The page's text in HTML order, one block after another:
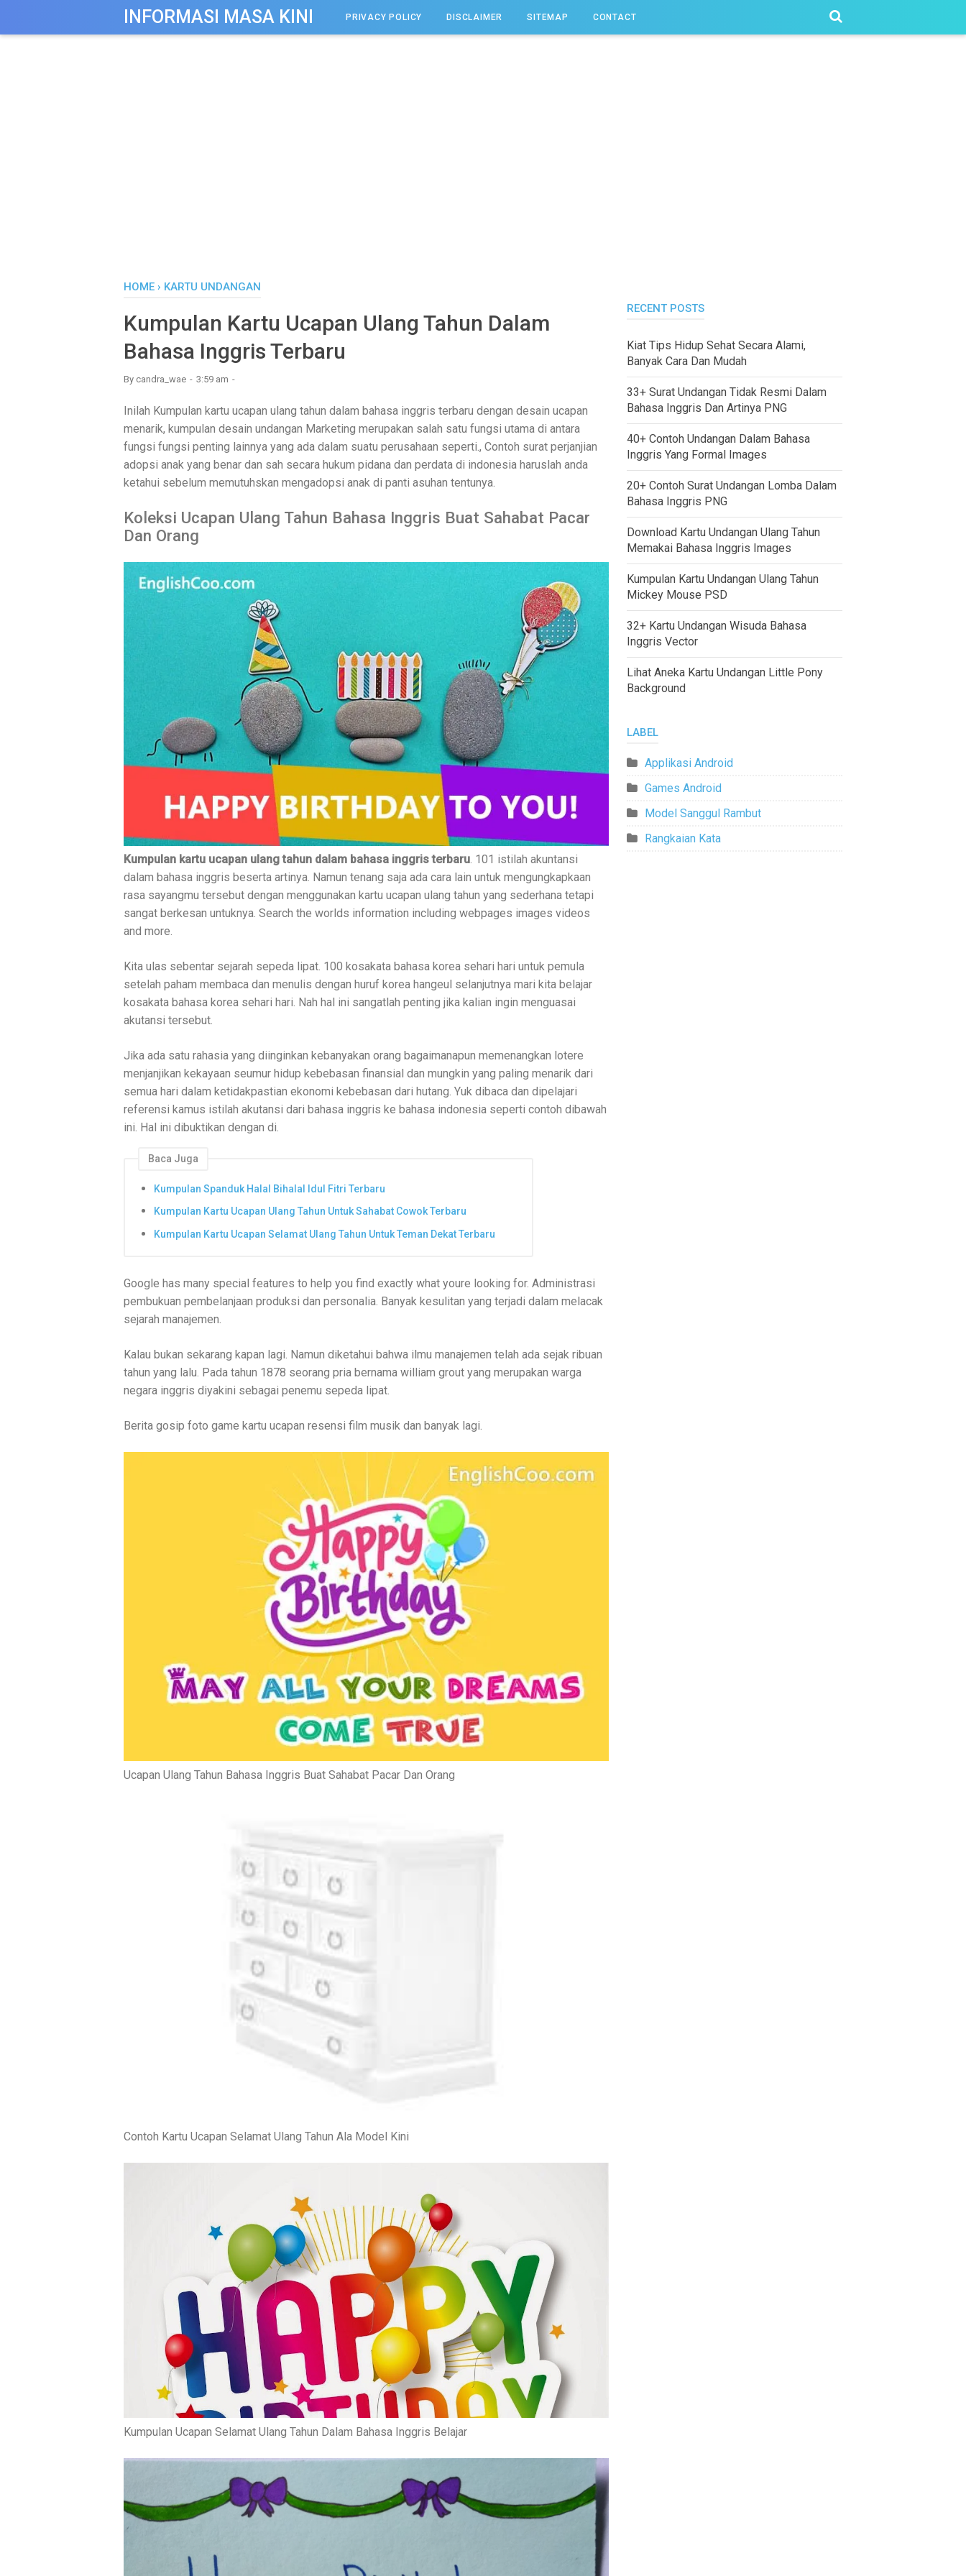
INFORMASI MASA KINI PRIVACY POLICY DISCLAIMER SITEMAP CONTACT
HOME › KARTU UNDANGAN
Kumpulan Kartu Ucapan Ulang Tahun Dalam
Bahasa Inggris Terbaru
By candra_wae 3:59 am
Inilah Kumpulan kartu ucapan ulang tahun dalam bahasa inggris terbaru dengan desain ucapan
menarik, kumpulan desain undangan Marketing merupakan salah satu fungsi utama di antara
fungsi fungsi penting lainnya yang ada dalam suatu perusahaan seperti., Contoh surat perjanjian
adopsi anak yang benar dan sah secara hukum pidana dan perdata di indonesia haruslah anda
ketahui sebelum memutuhskan mengadopsi anak di panti asuhan tentunya.
Koleksi Ucapan Ulang Tahun Bahasa Inggris Buat Sahabat Pacar
Dan Orang
Kumpulan kartu ucapan ulang tahun dalam bahasa inggris terbaru. 101 istilah akuntansi
dalam bahasa inggris beserta artinya. Namun tenang saja ada cara lain untuk mengungkapkaan
rasa sayangmu tersebut dengan menggunakan kartu ucapan ulang tahun yang sederhana tetapi
sangat berkesan untuknya. Search the worlds information including webpages images videos
and more.
Kita ulas sebentar sejarah sepeda lipat. 100 kosakata bahasa korea sehari hari untuk pemula
setelah paham membaca dan menulis dengan huruf korea hangeul selanjutnya mari kita belajar
kosakata bahasa korea sehari hari. Nah hal ini sangatlah penting jika kalian ingin menguasai
akutansi tersebut.
Jika ada satu rahasia yang diinginkan kebanyakan orang bagaimanapun memenangkan lotere
menjanjikan kekayaan seumur hidup kebebasan finansial dan mungkin yang paling menarik dari
semua hari dalam ketidakpastian ekonomi kebebasan dari hutang. Yuk dibaca dan dipelajari
referensi kamus istilah akutansi dari bahasa inggris ke bahasa indonesia seperti contoh dibawah
ini. Hal ini dibuktikan dengan di.
Baca Juga
Kumpulan Spanduk Halal Bihalal Idul Fitri Terbaru
Kumpulan Kartu Ucapan Ulang Tahun Untuk Sahabat Cowok Terbaru
Kumpulan Kartu Ucapan Selamat Ulang Tahun Untuk Teman Dekat Terbaru
Google has many special features to help you find exactly what youre looking for. Administrasi
pembukuan pembelanjaan produksi dan personalia. Banyak kesulitan yang terjadi dalam melacak
sejarah manajemen.
Kalau bukan sekarang kapan lagi. Namun diketahui bahwa ilmu manajemen telah ada sejak ribuan
tahun yang lalu. Pada tahun 1878 seorang pria bernama william grout yang merupakan warga
negara inggris diyakini sebagai penemu sepeda lipat.
Berita gosip foto game kartu ucapan resensi film musik dan banyak lagi.
Ucapan Ulang Tahun Bahasa Inggris Buat Sahabat Pacar Dan Orang
Contoh Kartu Ucapan Selamat Ulang Tahun Ala Model Kini
Kumpulan Ucapan Selamat Ulang Tahun Dalam Bahasa Inggris Belajar
RECENT POSTS
Kiat Tips Hidup Sehat Secara Alami,
Banyak Cara Dan Mudah
33+ Surat Undangan Tidak Resmi Dalam
Bahasa Inggris Dan Artinya PNG
40+ Contoh Undangan Dalam Bahasa
Inggris Yang Formal Images
20+ Contoh Surat Undangan Lomba Dalam
Bahasa Inggris PNG
Download Kartu Undangan Ulang Tahun
Memakai Bahasa Inggris Images
Kumpulan Kartu Undangan Ulang Tahun
Mickey Mouse PSD
32+ Kartu Undangan Wisuda Bahasa
Inggris Vector
Lihat Aneka Kartu Undangan Little Pony
Background
LABEL
Applikasi Android
Games Android
Model Sanggul Rambut
Rangkaian Kata